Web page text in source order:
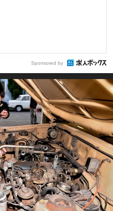
Sponsored by